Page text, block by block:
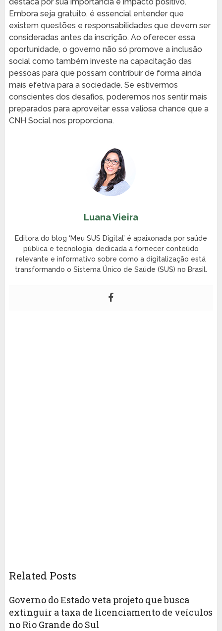
Embora seja gratuito, é essencial entender que
existem questões e responsabilidades que devem ser
consideradas antes da inscrição. Ao oferecer essa
oportunidade, o governo não só promove a inclusão
social como também investe na capacitação das
pessoas para que possam contribuir de forma ainda
mais efetiva para a sociedade. Se estivermos
conscientes dos desafios, poderemos nos sentir mais
preparados para aproveitar essa valiosa chance que a
CNH Social nos proporciona.
Luana Vieira
Editora do blog ‘Meu SUS Digital’ é apaixonada por saúde
pública e tecnologia, dedicada a fornecer conteúdo
relevante e informativo sobre como a digitalização está
transformando o Sistema Único de Saúde (SUS) no Brasil.
Related Posts
Governo do Estado veta projeto que busca
extinguir a taxa de licenciamento de veículos
no Rio Grande do Sul